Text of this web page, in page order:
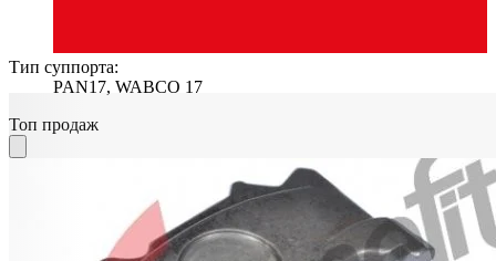
Тип суппорта:
PAN17, WABCO 17
Топ продаж